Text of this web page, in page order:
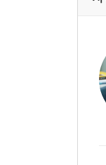
3장
01
02
03
04